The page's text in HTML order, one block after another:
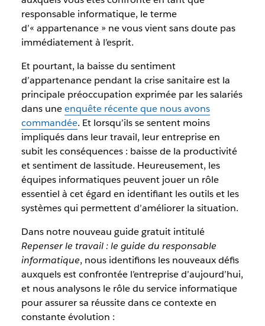
Par l’équipe Slack
30 septembre 2025
responsable informatique, le terme
d’« appartenance » ne vous vient sans doute pas
immédiatement à l’esprit.
Et pourtant, la baisse du sentiment
d’appartenance pendant la crise sanitaire est la
principale préoccupation exprimée par les salariés
dans uneenquête récente que nous avons
commandée. Et lorsqu’ils se sentent moins
impliqués dans leur travail, leur entreprise en
subit les conséquences : baisse de la productivité
et sentiment de lassitude. Heureusement, les
équipes informatiques peuvent jouer un rôle
essentiel à cet égard en identifiant les outils et les
systèmes qui permettent d’améliorer la situation.
Dans notre nouveau guide gratuit intitulé
Repenser le travail : le guide du responsable
informatique, nous identifions les nouveaux défis
auxquels est confrontée l’entreprise d’aujourd’hui,
et nous analysons le rôle du service informatique
pour assurer sa réussite dans ce contexte en
constante évolution :